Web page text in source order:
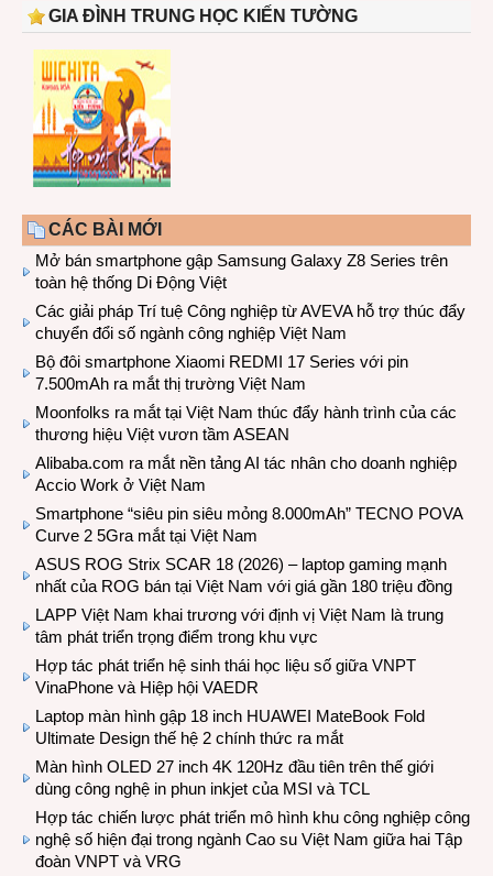
GIA ĐÌNH TRUNG HỌC KIẾN TƯỜNG
CÁC BÀI MỚI
Mở bán smartphone gập Samsung Galaxy Z8 Series trên
toàn hệ thống Di Động Việt
Các giải pháp Trí tuệ Công nghiệp từ AVEVA hỗ trợ thúc đẩy
chuyển đổi số ngành công nghiệp Việt Nam
Bộ đôi smartphone Xiaomi REDMI 17 Series với pin
7.500mAh ra mắt thị trường Việt Nam
Moonfolks ra mắt tại Việt Nam thúc đẩy hành trình của các
thương hiệu Việt vươn tầm ASEAN
Alibaba.com ra mắt nền tảng AI tác nhân cho doanh nghiệp
Accio Work ở Việt Nam
Smartphone “siêu pin siêu mỏng 8.000mAh” TECNO POVA
Curve 2 5Gra mắt tại Việt Nam
ASUS ROG Strix SCAR 18 (2026) – laptop gaming mạnh
nhất của ROG bán tại Việt Nam với giá gần 180 triệu đồng
LAPP Việt Nam khai trương với định vị Việt Nam là trung
tâm phát triển trọng điểm trong khu vực
Hợp tác phát triển hệ sinh thái học liệu số giữa VNPT
VinaPhone và Hiệp hội VAEDR
Laptop màn hình gập 18 inch HUAWEI MateBook Fold
Ultimate Design thế hệ 2 chính thức ra mắt
Màn hình OLED 27 inch 4K 120Hz đầu tiên trên thế giới
dùng công nghệ in phun inkjet của MSI và TCL
Hợp tác chiến lược phát triển mô hình khu công nghiệp công
nghệ số hiện đại trong ngành Cao su Việt Nam giữa hai Tập
đoàn VNPT và VRG